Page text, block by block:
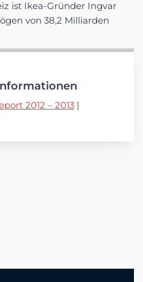
ist Ikea-Gründer Ingvar
von 38,2 Milliarden
2012 – 2013 |